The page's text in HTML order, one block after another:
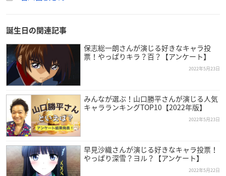
誕生日の関連記事
保志総一朗さんが演じる好きなキャラ投
票！やっぱりキラ？百？【アンケート】
2022年5月23日
みんなが選ぶ！山口勝平さんが演じる人気
キャラランキングTOP10【2022年版】
2022年5月23日
早見沙織さんが演じる好きなキャラ投票！
やっぱり深雪？ヨル？【アンケート】
2022年5月22日